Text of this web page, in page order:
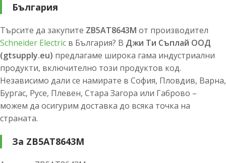
България
Търсите да закупите ZB5AT8643M от производител
Schneider Electric в България? В Джи Ти Съплай ООД
(gtsupply.eu) предлагаме широка гама индустриални
продукти, включително този продуктов код.
Независимо дали се намирате в София, Пловдив, Варна,
Бургас, Русе, Плевен, Стара Загора или Габрово –
можем да осигурим доставка до всяка точка на
страната.
За ZB5AT8643M